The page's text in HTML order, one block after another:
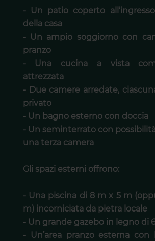
- Un patio coperto
della casa
- Un ampio soggiorno con
pranzo
- Una cucina a vista
attrezzata
- Due camere arredate,
privato
- Un bagno esterno con doccia
- Un seminterrato con
una terza camera
Gli spazi esterni offrono:
- Una piscina di 8 m x 5 m
m) incorniciata da pietra locale
- Un grande gazebo in legno di
- Un’area pranzo esterna con